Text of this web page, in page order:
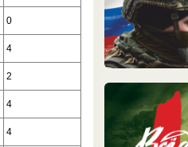
0
4
2
4
4